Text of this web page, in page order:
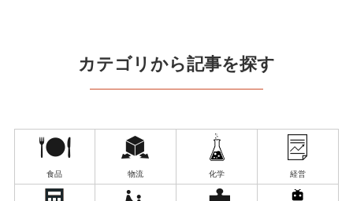
カテゴリから記事を探す
食品 物流 化学 経営